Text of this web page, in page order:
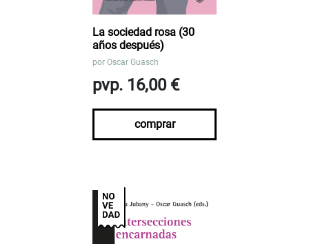
La sociedad rosa (30
años después)
por Oscar Guasch
pvp. 16,00 €
comprar